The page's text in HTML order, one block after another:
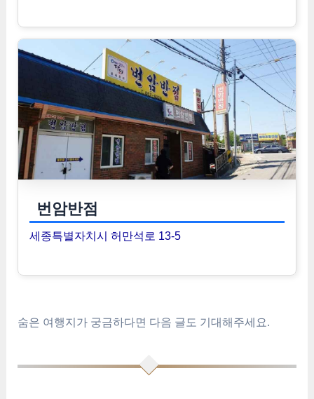
번암반점
세종특별자치시 허만석로 13-5
숨은 여행지가 궁금하다면 다음 글도 기대해주세요.